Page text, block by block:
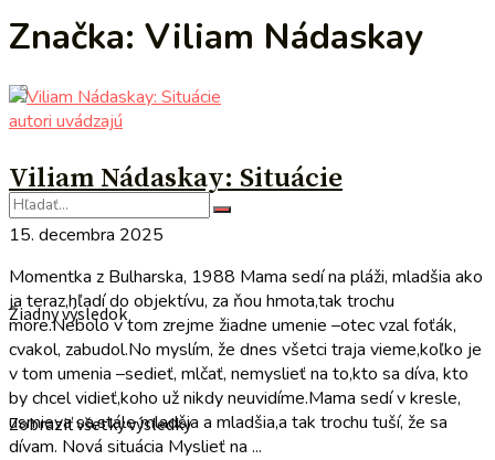
Žiadny výsledok
Zobraziť všetky výsledky
Značka: Viliam Nádaskay
autori uvádzajú
Viliam Nádaskay: Situácie
15. decembra 2025
Momentka z Bulharska, 1988 Mama sedí na pláži, mladšia ako
ja teraz,hľadí do objektívu, za ňou hmota,tak trochu
more.Nebolo v tom zrejme žiadne umenie –otec vzal foťák,
cvakol, zabudol.No myslím, že dnes všetci traja vieme,koľko je
v tom umenia –sedieť, mlčať, nemyslieť na to,kto sa díva, kto
by chcel vidieť,koho už nikdy neuvidíme.Mama sedí v kresle,
usmieva sa,stále mladšia a mladšia,a tak trochu tuší, že sa
dívam. Nová situácia Myslieť na ...